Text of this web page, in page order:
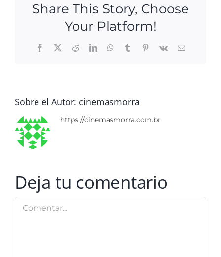
Share This Story, Choose
Your Platform!
Facebook
X RedditLinkedInWhatsApp
TumblrPinterest
Vk
Correo
Sobre el Autor: cinemasmorra
https://cinemasmorra.com.br
Deja tu comentario